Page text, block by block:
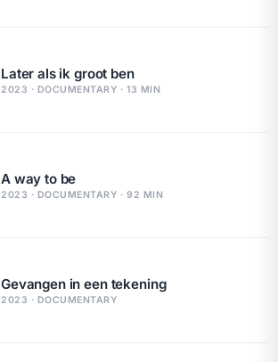
Later als ik groot ben
2023 · DOCUMENTARY · 13 MIN
A way to be
2023 · DOCUMENTARY · 92 MIN
Gevangen in een tekening
2023 · DOCUMENTARY